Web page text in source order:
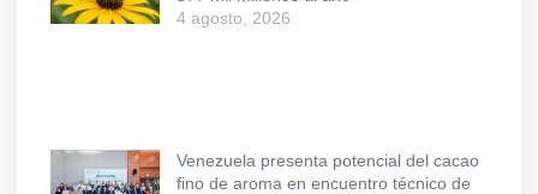
4 agosto, 2026
Venezuela presenta potencial del cacao
fino de aroma en encuentro técnico de